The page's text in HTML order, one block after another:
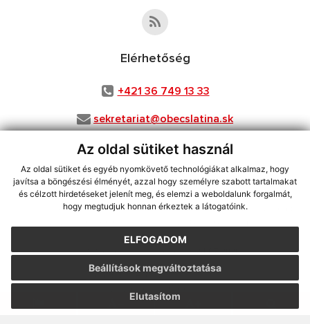
Az oldal sütiket használ
Az oldal sütiket és egyéb nyomkövető technológiákat alkalmaz, hogy
javítsa a böngészési élményét, azzal hogy személyre szabott tartalmakat
és célzott hirdetéseket jelenít meg, és elemzi a weboldalunk forgalmát,
hogy megtudjuk honnan érkeztek a látogatóink.
ELFOGADOM
Elutasítom
Beállítások megváltoztatása
Elérhetőség
+421 36 749 13 33
sekretariat@obecslatina.sk
használja ki a legfrissebb információk követését az RSS funkcióval,
ECHELON 2 CMS rendszer (tartalomkezelő rendszer),Honlaptérkép
Internetes portál, webhosting,webex.digital, s.r.o.,Domain-ek
A legutolsó frissítés időpontja:24.07.2026
Nyomtatás|Hozzáférési nyilatkozat